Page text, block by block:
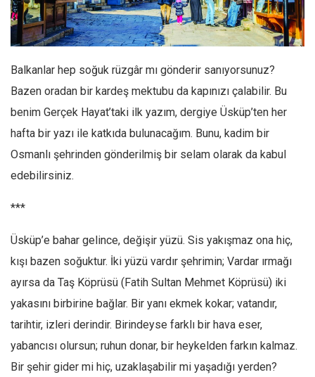
Facebook
Instagram
Editörden
Kemal Özer
Mahmut Toptaş
Yvonne Ridley
Yusuf Armağan
Hasanali Yıldırım
Leyla Şerif Emin
Selçuk Türkyılmaz
Abir E. Nahas
Balkanlar hep soğuk rüzgâr mı gönderir sanıyorsunuz?
Bazen oradan bir kardeş mektubu da kapınızı çalabilir. Bu
benim Gerçek Hayat’taki ilk yazım, dergiye Üsküp’ten her
hafta bir yazı ile katkıda bulunacağım. Bunu, kadim bir
Osmanlı şehrinden gönderilmiş bir selam olarak da kabul
edebilirsiniz.
***
Üsküp’e bahar gelince, değişir yüzü. Sis yakışmaz ona hiç,
kışı bazen soğuktur. İki yüzü vardır şehrimin; Vardar ırmağı
ayırsa da Taş Köprüsü (Fatih Sultan Mehmet Köprüsü) iki
yakasını birbirine bağlar. Bir yanı ekmek kokar; vatandır,
tarihtir, izleri derindir. Birindeyse farklı bir hava eser,
yabancısı olursun; ruhun donar, bir heykelden farkın kalmaz.
Bir şehir gider mi hiç, uzaklaşabilir mi yaşadığı yerden?